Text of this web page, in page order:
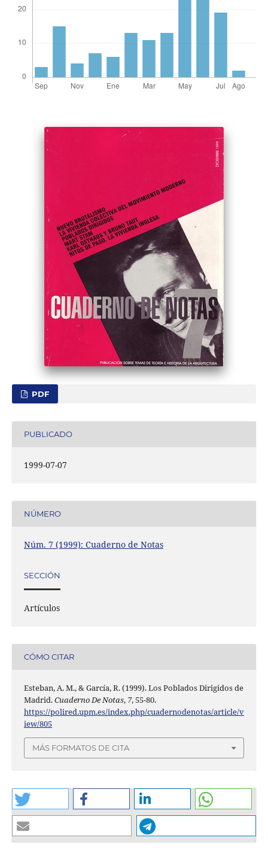
PDF
PUBLICADO
1999-07-07
NÚMERO
Núm. 7 (1999): Cuaderno de Notas
SECCIÓN
Artículos
CÓMO CITAR
Esteban, A. M., & García, R. (1999). Los Poblados Dirigidos de
Madrid.Cuaderno De Notas, 7, 55-80.
https://polired.upm.es/index.php/cuadernodenotas/article/v
iew/805
MÁS FORMATOS DE CITA